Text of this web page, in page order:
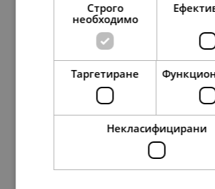
Строго
необходимо
Таргетиране
Некласифицирани